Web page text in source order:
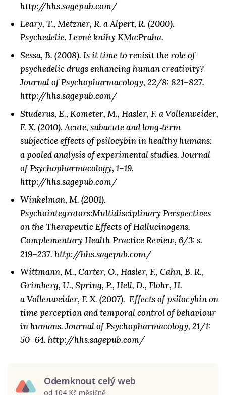
http://hhs.sagepub.com/
Leary, T., Metzner, R. a Alpert, R. (2000).
Psychedelie. Levné knihy KMa:Praha.
Sessa, B. (2008). Is it time to revisit the role of
psychedelic drugs enhancing human creativity?
Journal of Psychopharmacology, 22/8: 821–827.
http://hhs.sagepub.com/
Studerus, E., Kometer, M., Hasler, F. a Vollenweider,
F. X. (2010). Acute, subacute and long‑term
subjectice effects of psilocybin in healthy humans:
a pooled analysis of experimental studies. Journal
of Psychopharmacology, 1–19.
http://hhs.sagepub.com/
Winkelman, M. (2001).
Psychointegrators:Multidisciplinary Perspectives
on the Therapeutic Effects of Hallucinogens.
Complementary Health Practice Review, 6/3: s.
219–237. http://hhs.sagepub.com/
Wittmann, M., Carter, O., Hasler, F., Cahn, B. R.,
Grimberg, U., Spring, P., Hell, D., Flohr, H.
a Vollenweider, F. X. (2007). Effects of psilocybin on
time perception and temporal control of behaviour
in humans. Journal of Psychopharmacology, 21/1:
50–64. http://hhs.sagepub.com/
Odemknout celý web
od 104 Kč měsíčně